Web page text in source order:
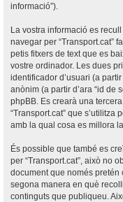
informació”).
La vostra informació es
navegar per “Transport.cat”
petis fitxers de text que es
vostre ordinador. Les dues
identificador d’usuari (a
anònim (a partir d’ara “id de
phpBB. Es crearà una
“Transport.cat” que s’utilitza
amb la qual cosa es millora
És possible que també es
per “Transport.cat”, això no
document que només
segona manera en què
continguts que publiqueu.